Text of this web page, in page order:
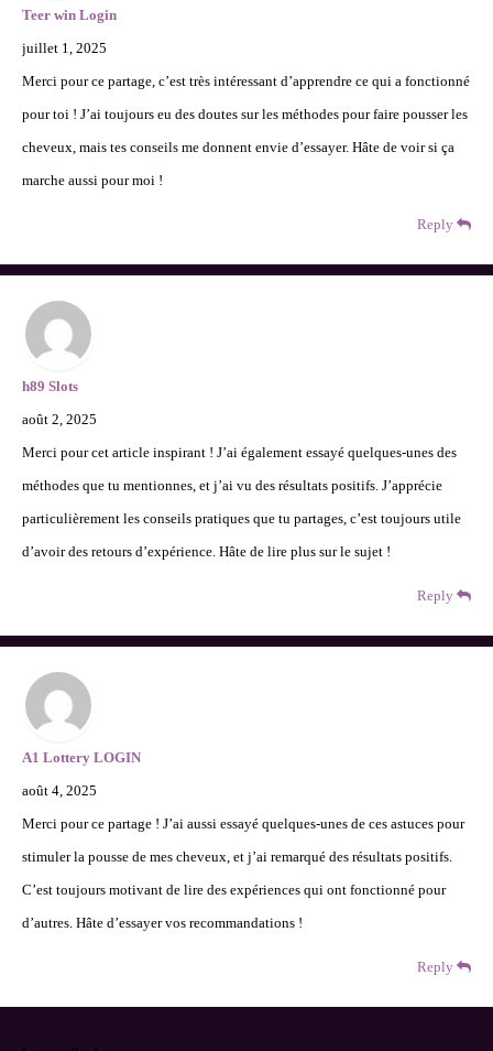
Teer win Login
juillet 1, 2025
Merci pour ce partage, c’est très intéressant d’apprendre ce qui a fonctionné
pour toi ! J’ai toujours eu des doutes sur les méthodes pour faire pousser les
cheveux, mais tes conseils me donnent envie d’essayer. Hâte de voir si ça
marche aussi pour moi !
Reply
h89 Slots
août 2, 2025
Merci pour cet article inspirant ! J’ai également essayé quelques-unes des
méthodes que tu mentionnes, et j’ai vu des résultats positifs. J’apprécie
particulièrement les conseils pratiques que tu partages, c’est toujours utile
d’avoir des retours d’expérience. Hâte de lire plus sur le sujet !
Reply
A1 Lottery LOGIN
août 4, 2025
Merci pour ce partage ! J’ai aussi essayé quelques-unes de ces astuces pour
stimuler la pousse de mes cheveux, et j’ai remarqué des résultats positifs.
C’est toujours motivant de lire des expériences qui ont fonctionné pour
d’autres. Hâte d’essayer vos recommandations !
Reply